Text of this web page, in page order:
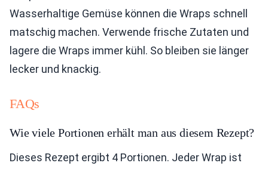
Wasserhaltige Gemüse können die Wraps schnell
matschig machen. Verwende frische Zutaten und
lagere die Wraps immer kühl. So bleiben sie länger
lecker und knackig.
FAQs
Wie viele Portionen erhält man aus diesem Rezept?
Dieses Rezept ergibt 4 Portionen. Jeder Wrap ist